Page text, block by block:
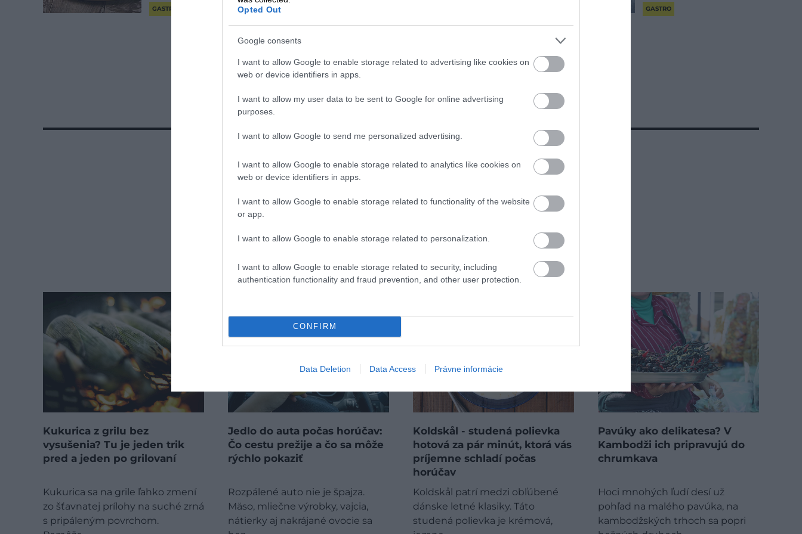
Opted Out
Google consents
I want to allow Google to enable storage related to advertising like cookies on
web or device identifiers in apps.
I want to allow my user data to be sent to Google for online advertising
purposes.
I want to allow Google to send me personalized advertising.
I want to allow Google to enable storage related to analytics like cookies on
web or device identifiers in apps.
I want to allow Google to enable storage related to functionality of the website
or app.
I want to allow Google to enable storage related to personalization.
I want to allow Google to enable storage related to security, including
authentication functionality and fraud prevention, and other user protection.
CONFIRM
Data Deletion Data Access Právne informácie
GASTRO GASTRO
viac gastro
Kukurica z grilu bez
vysušenia? Tu je jeden trik
pred a jeden po grilovaní
Kukurica sa na grile ľahko zmení
zo šťavnatej prílohy na suché zrná
s pripáleným povrchom.
Jedlo do auta počas horúčav:
Čo cestu prežije a čo sa môže
rýchlo pokaziť
Rozpálené auto nie je špajza.
Mäso, mliečne výrobky, vajcia,
nátierky aj nakrájané ovocie sa
Koldskål - studená polievka
hotová za pár minút, ktorá vás
príjemne schladí počas
horúčav
Koldskål patrí medzi obľúbené
dánske letné klasiky. Táto
studená polievka je krémová,
Pavúky ako delikatesa? V
Kambodži ich pripravujú do
chrumkava
Hoci mnohých ľudí desí už
pohľad na malého pavúka, na
kambodžských trhoch sa popri